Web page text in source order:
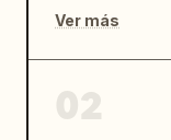
Ver más